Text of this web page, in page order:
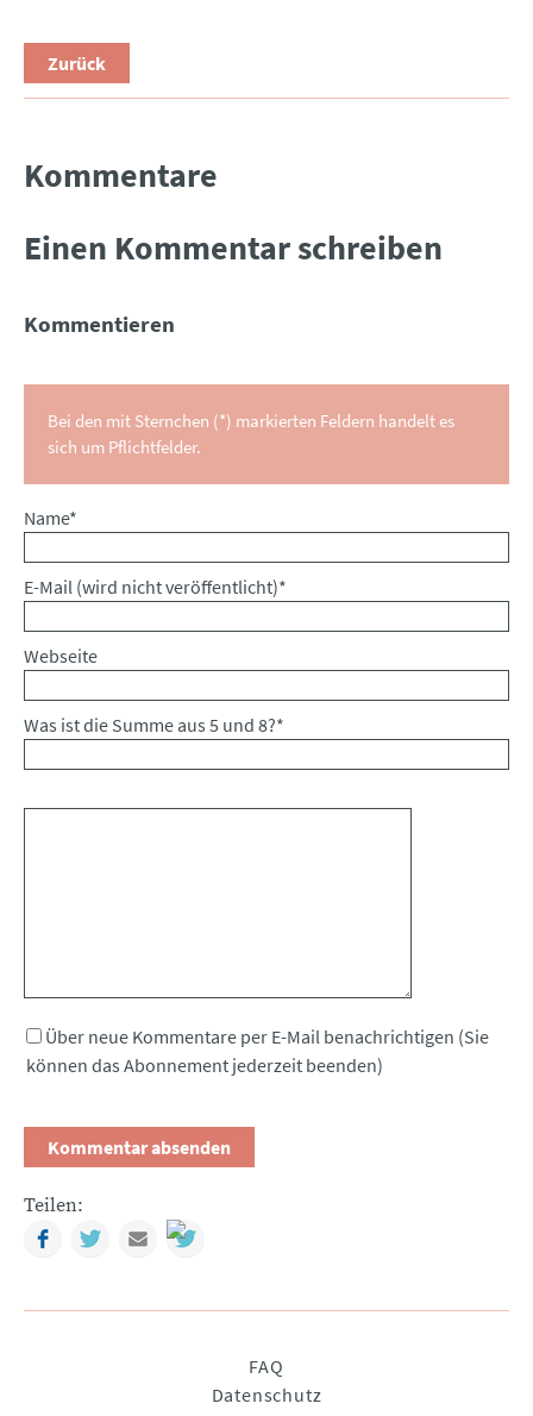
Zurück
Kommentare
Einen Kommentar schreiben
Kommentieren
Bei den mit Sternchen (*) markierten Feldern handelt es
sich um Pflichtfelder.
Pflichtfeld
Name*
Pflichtfeld
E-Mail (wird nicht veröffentlicht)*
Webseite
Was ist die Summe aus 5 und 8?*
Über neue Kommentare per E-Mail benachrichtigen (Sie
können das Abonnement jederzeit beenden)
Teilen:
FacebookTwitterMail
FAQ
Datenschutz